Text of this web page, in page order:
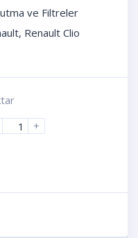
ve Filtreler
, Renault Clio
+